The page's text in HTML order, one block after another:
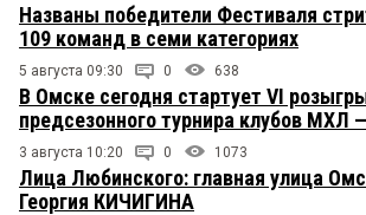
Названы победители Фестиваля
109 команд в семи категориях
5 августа 09:30 0 638
В Омске сегодня стартует VI
предсезонного турнира клубов МХЛ
3 августа 10:20 0 1073
Лица Любинского: главная улица
Георгия КИЧИГИНА